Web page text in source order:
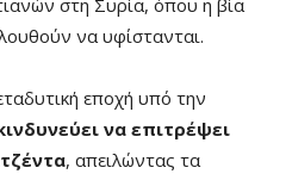
στη Συρία, όπου η βία
να υφίστανται.
εποχή υπό την
να επιτρέψει
, απειλώντας τα